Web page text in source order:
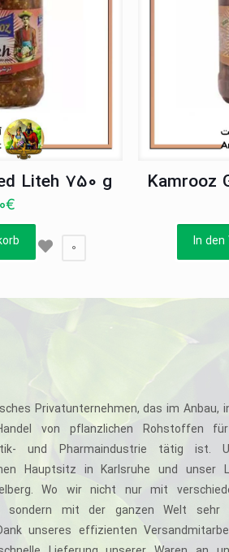
Liteh 750 g
€
0
Kamrooz
In den
Privatunternehmen, das im Anbau,
von pflanzlichen Rohstoffen
und Pharmaindustrie tätig ist.
Hauptsitz in Karlsruhe und unser
Wo wir nicht nur mit
sondern mit der ganzen Welt sehr
unseres effizienten